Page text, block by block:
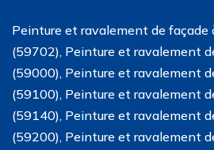
Peinture et ravalement de
(59702), Peinture et ravalement
(59000), Peinture et ravalement
(59100), Peinture et ravalement
(59140), Peinture et ravalement
(59200), Peinture et ravalement